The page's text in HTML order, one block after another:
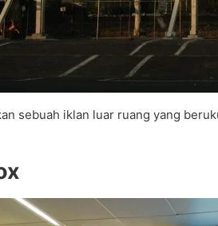
sebuah iklan luar ruang yang